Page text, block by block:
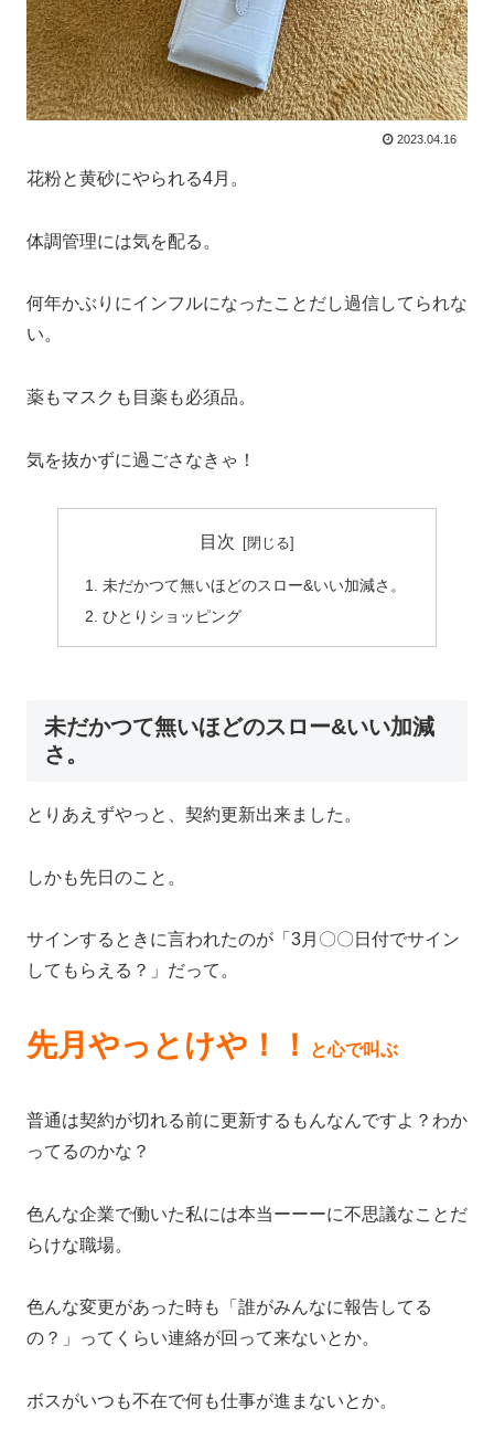
2023.04.16
花粉と黄砂にやられる4月。
体調管理には気を配る。
何年かぶりにインフルになったことだし過信してられな
い。
薬もマスクも目薬も必須品。
気を抜かずに過ごさなきゃ！
目次
未だかつて無いほどのスロー&いい加減さ。
ひとりショッピング
未だかつて無いほどのスロー&いい加減
さ。
とりあえずやっと、契約更新出来ました。
しかも先日のこと。
サインするときに言われたのが「3月〇〇日付でサイン
してもらえる？」だって。
先月やっとけや！！ と心で叫ぶ
普通は契約が切れる前に更新するもんなんですよ？わか
ってるのかな？
色んな企業で働いた私には本当ーーーに不思議なことだ
らけな職場。
色んな変更があった時も「誰がみんなに報告してる
の？」ってくらい連絡が回って来ないとか。
ボスがいつも不在で何も仕事が進まないとか。